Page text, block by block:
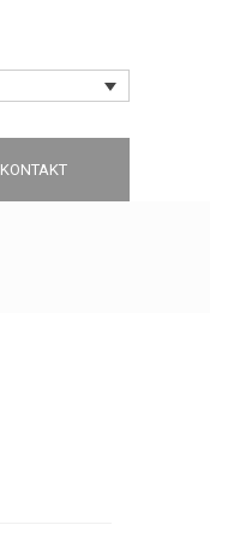
KONTAKT